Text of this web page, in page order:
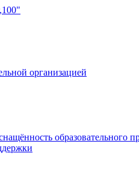
организацией
образовательного